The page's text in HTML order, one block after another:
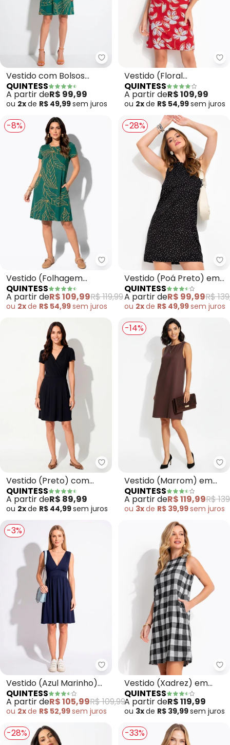
Quintess - Vestido com Bolsos
Vestido com Bolsos
(Folhagem Verde)
QUINTESS
A partir deR$ 99,99
ou 2xde R$ 49,99sem juros
Vestido (Floral
Vermelho) em Malha de
Viscose
QUINTESS
A partir deR$ 109,99
ou 2xde R$ 54,99sem juros
-8%
Quintess - Vestido (Folhagem
Vestido (Folhagem
Verde) com Bolsos
QUINTESS
A partir deR$ 109,99R$ 119,99
ou 2xde R$ 54,99sem juros
-28%
Vestido (Poá Preto) em
Viscose Plana
QUINTESS
A partir deR$ 99,99R$
ou 2xde R$ 49,99sem juros
Quintess - Vestido (Preto)
Vestido (Preto) com
Decote Transpassado
QUINTESS
A partir deR$ 89,99
ou 2xde R$ 44,99sem juros
-14%
Vestido (Marrom) em
Viscose Plana Sarjada
QUINTESS
A partir deR$ 119,99R$
ou 3xde R$ 39,99sem juros
-3%
Quintess - Vestido (Azul
Vestido (Azul Marinho)
em Malha de Viscose
QUINTESS
A partir deR$ 105,99R$ 109,99
ou 2xde R$ 52,99sem juros
Vestido (Xadrez) em
Malha Flanela
QUINTESS
A partir deR$ 119,99
ou 3xde R$ 39,99sem juros
-28% -33%